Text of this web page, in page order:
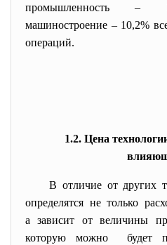
промышленность –
машиностроение – 10,2%
операций.
1.2. Цена
В отличие от других
определятся не только
а зависит от величины
которую можно будет